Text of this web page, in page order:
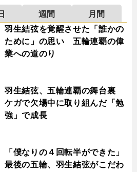
週間
月間
羽生結弦を覚醒させた「誰かの
ために」の思い 五輪連覇の偉
業への道のり
羽生結弦、五輪連覇の舞台裏
ケガで欠場中に取り組んだ「勉
強」で成長
「僕なりの４回転半ができた」
最後の五輪、羽生結弦がこだわ